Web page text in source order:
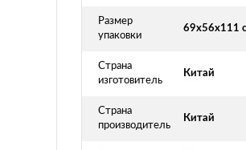
Размер
упаковки
69х56х111
Страна
изготовитель
Китай
Страна
производитель
Китай